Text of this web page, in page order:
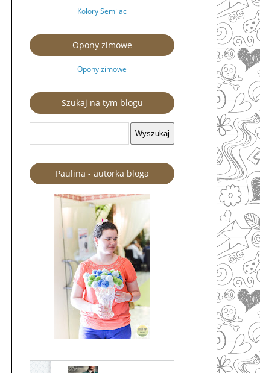
Kolory Semilac
Opony zimowe
Opony zimowe
Szukaj na tym blogu
Paulina - autorka bloga